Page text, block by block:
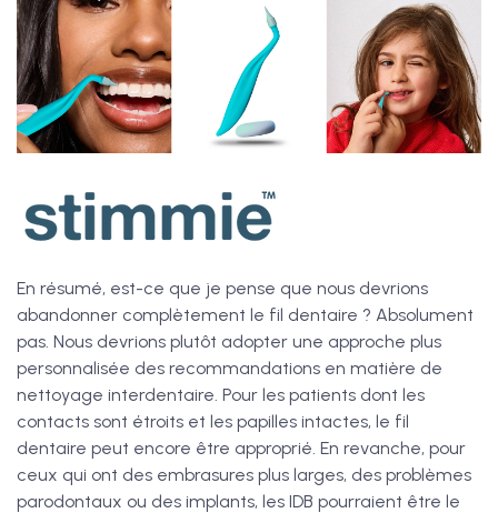
En résumé, est-ce que je pense que nous devrions
abandonner complètement le fil dentaire ? Absolument
pas. Nous devrions plutôt adopter une approche plus
personnalisée des recommandations en matière de
nettoyage interdentaire. Pour les patients dont les
contacts sont étroits et les papilles intactes, le fil
dentaire peut encore être approprié. En revanche, pour
ceux qui ont des embrasures plus larges, des problèmes
parodontaux ou des implants, les IDB pourraient être le